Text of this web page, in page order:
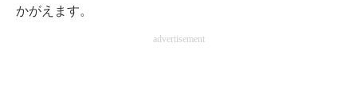
かがえます。
advertisement